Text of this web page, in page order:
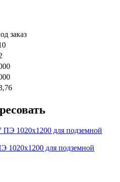
заказ
1020x1200 для подземной